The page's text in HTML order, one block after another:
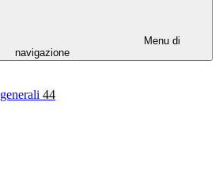
Menu di
navigazione
44